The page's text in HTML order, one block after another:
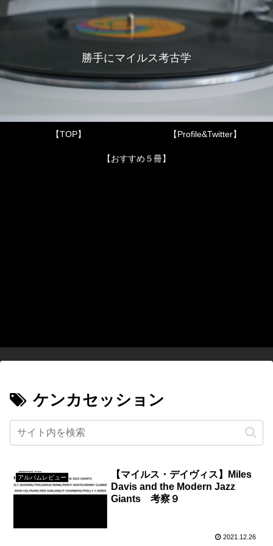
勝手にマイルス考古学
【TOP】 【Profile&Twitter】
【おすすめ５冊】
ケンカセッション
アルバムレビュー
【マイルス・デイヴィス】Miles
Davis and the Modern Jazz
Giants 考察９
2021.12.26